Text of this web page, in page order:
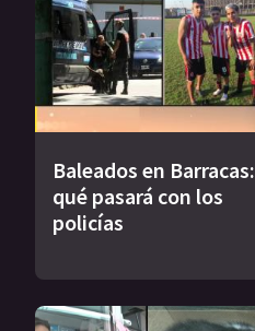
Baleados en Barracas:
qué pasará con los
policías